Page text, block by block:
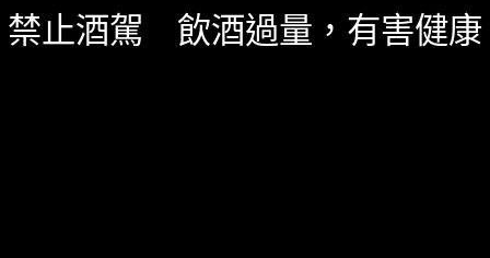
精選酒聞 十二月 3, 2024
禁止酒駕 飲酒過量，有害健康